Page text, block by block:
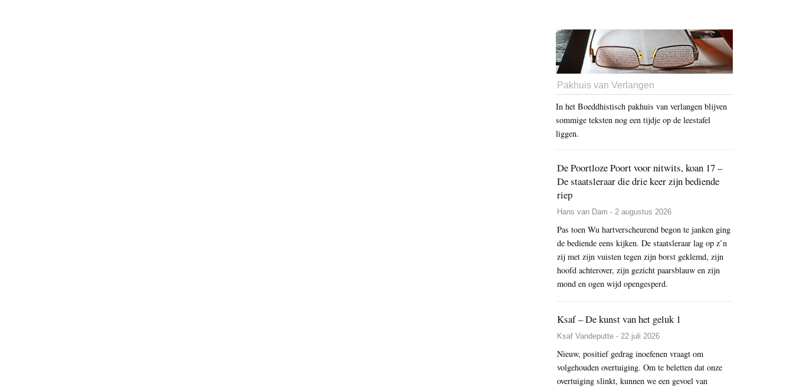
Pakhuis van Verlangen
In het Boeddhistisch pakhuis van verlangen blijven
sommige teksten nog een tijdje op de leestafel
liggen.
De Poortloze Poort voor nitwits, koan 17 –
De staatsleraar die drie keer zijn bediende
riep
Hans van Dam - 2 augustus 2026
Pas toen Wu hartverscheurend begon te janken ging
de bediende eens kijken. De staatsleraar lag op z’n
zij met zijn vuisten tegen zijn borst geklemd, zijn
hoofd achterover, zijn gezicht paarsblauw en zijn
mond en ogen wijd opengesperd.
Ksaf – De kunst van het geluk 1
Ksaf Vandeputte - 22 juli 2026
Nieuw, positief gedrag inoefenen vraagt om
volgehouden overtuiging. Om te beletten dat onze
overtuiging slinkt, kunnen we een gevoel van